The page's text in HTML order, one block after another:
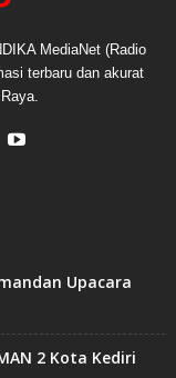
MediaNet (Radio
terbaru dan akurat
Upacara
2 Kota Kediri